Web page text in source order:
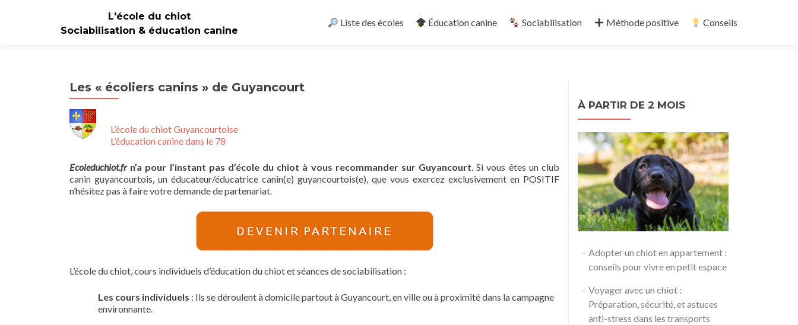
L'école du chiot
Sociabilisation & éducation canine
to Liste des écoles Éducation canine Sociabilisation Méthode positive Conseils
Les « écoliers canins » de Guyancourt
L’école du chiot Guyancourtoise
L’éducation canine dans le 78
Ecoleduchiot.frn’a pour l’instant pas d’école du chiot à vous recommander sur Guyancourt. Si vous êtes un club
canin guyancourtois, un éducateur/éducatrice canin(e) guyancourtois(e), que vous exercez exclusivement en POSITIF
n’hésitez pas à faire votre demande de partenariat.
L’école du chiot, cours individuels d’éducation du chiot et séances de sociabilisation :
Les cours individuels : Ils se déroulent à domicile partout à Guyancourt, en ville ou à proximité dans la campagne
environnante.
À PARTIR DE 2 MOIS
Adopter un chiot en appartement :
conseils pour vivre en petit espace
Voyager avec un chiot :
Préparation, sécurité, et astuces
anti-stress dans les transports